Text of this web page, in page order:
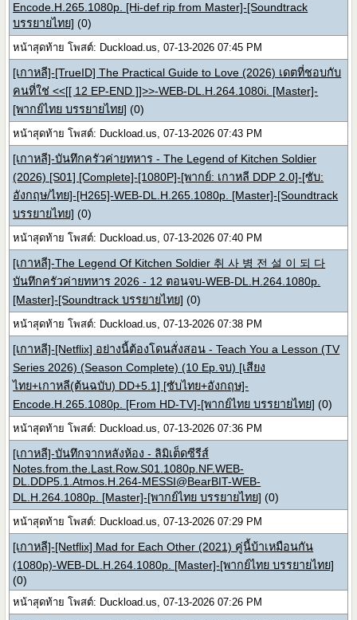
Encode.H.265.1080p. [Hi-def rip from Master]-[Soundtrack
บรรยายไทย] (0)
หน้าสุดท้าย โพสต์: Duckload.us, 07-13-2026 07:45 PM
[เกาหลี]-[TrueID] The Practical Guide to Love (2026) เดตที่ชอบกับ
คนที่ใช่ <<[[ 12 EP-END ]]>>-WEB-DL.H.264.1080i. [Master]-
[พากย์ไทย บรรยายไทย] (0)
หน้าสุดท้าย โพสต์: Duckload.us, 07-13-2026 07:43 PM
[เกาหลี]-บันทึกครัวค่ายทหาร - The Legend of Kitchen Soldier
(2026) [S01] [Complete]-[1080P]-[พากย์: เกาหลี DDP 2.0]-[ซับ:
อังกฤษ/ไทย]-[H265]-WEB-DL.H.265.1080p. [Master]-[Soundtrack
บรรยายไทย] (0)
หน้าสุดท้าย โพสต์: Duckload.us, 07-13-2026 07:40 PM
[เกาหลี]-The Legend Of Kitchen Soldier 취 사 병 전 설 이 되 다
บันทึกครัวค่ายทหาร 2026 - 12 ตอนจบ-WEB-DL.H.264.1080p.
[Master]-[Soundtrack บรรยายไทย] (0)
หน้าสุดท้าย โพสต์: Duckload.us, 07-13-2026 07:38 PM
[เกาหลี]-[Netflix] อย่างนี้ต้องโดนสั่งสอน - Teach You a Lesson (TV
Series 2026) (Season Complete) (10 Ep.จบ) [เสียง
ไทย+เกาหลี(ต้นฉบับ) DD+5.1] [ซับไทย+อังกฤษ]-
Encode.H.265.1080p. [From HD-TV]-[พากย์ไทย บรรยายไทย] (0)
หน้าสุดท้าย โพสต์: Duckload.us, 07-13-2026 07:36 PM
[เกาหลี]-บันทึกจากหลังห้อง - ลิมิเต็ดซีรีส์
Notes.from.the.Last.Row.S01.1080p.NF.WEB-
DL.DDP5.1.Atmos.H.264-MESSI@BearBIT-WEB-
DL.H.264.1080p. [Master]-[พากย์ไทย บรรยายไทย] (0)
หน้าสุดท้าย โพสต์: Duckload.us, 07-13-2026 07:29 PM
[เกาหลี]-[Netflix] Mad for Each Other (2021) คู่นี้บ้าเหมือนกัน
(1080p)-WEB-DL.H.264.1080p. [Master]-[พากย์ไทย บรรยายไทย]
(0)
หน้าสุดท้าย โพสต์: Duckload.us, 07-13-2026 07:26 PM